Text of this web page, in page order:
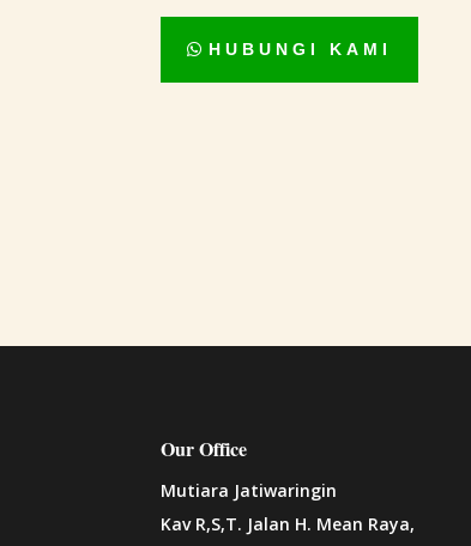
HUBUNGI KAMI
Our Office
Mutiara Jatiwaringin
Kav R,S,T. Jalan H. Mean Raya,